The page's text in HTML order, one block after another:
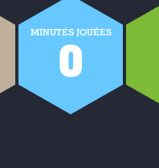
MINUTES JOUÉES
0